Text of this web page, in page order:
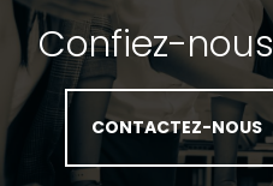
Confiez-nous
CONTACTEZ-NOUS